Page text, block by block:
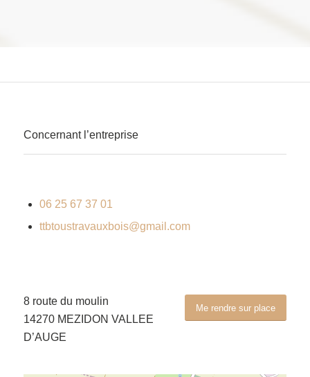
Concernant l’entreprise
06 25 67 37 01
ttbtoustravauxbois@gmail.com
Me rendre sur place
8 route du moulin
14270 MEZIDON VALLEE
D’AUGE